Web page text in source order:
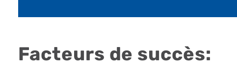
Facteurs de succès: